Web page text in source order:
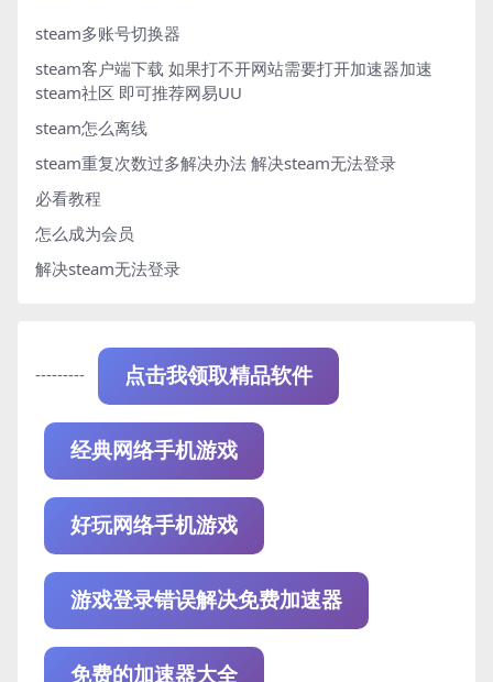
steam多账号切换器
steam客户端下载 如果打不开网站需要打开加速器加速
steam社区 即可推荐网易UU
steam怎么离线
steam重复次数过多解决办法 解决steam无法登录
必看教程
怎么成为会员
解决steam无法登录
--------- 点击我领取精品软件
经典网络手机游戏
好玩网络手机游戏
游戏登录错误解决免费加速器
免费的加速器大全